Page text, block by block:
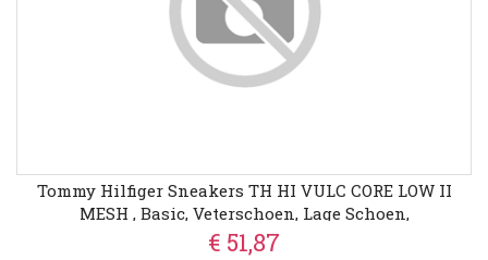
Tommy Hilfiger Sneakers TH HI VULC CORE LOW II
MESH , Basic, Veterschoen, Lage Schoen,
Vrijetijdsschoen Met Logo
€ 51,87